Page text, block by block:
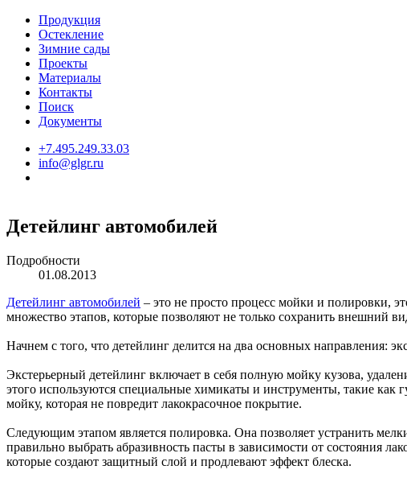
Продукция
Остекление
Зимние сады
Проекты
Материалы
Контакты
Поиск
Документы
+7.495.249.33.03
info@glgr.ru
Детейлинг автомобилей
Подробности
01.08.2013
Детейлинг автомобилей – это не просто процесс мойки и полировки,
множество этапов, которые позволяют не только сохранить внешний
Начнем с того, что детейлинг делится на два основных направления:
Экстерьерный детейлинг включает в себя полную мойку кузова,
этого используются специальные химикаты и инструменты, такие
мойку, которая не повредит лакокрасочное покрытие.
Следующим этапом является полировка. Она позволяет устранить
правильно выбрать абразивность пасты в зависимости от состояния
которые создают защитный слой и продлевают эффект блеска.